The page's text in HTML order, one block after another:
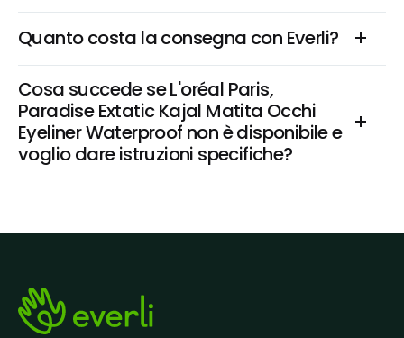
Quanto costa la consegna con Everli?
Cosa succede se L'oréal Paris,
Paradise Extatic Kajal Matita Occhi
Eyeliner Waterproof non è disponibile e
voglio dare istruzioni specifiche?